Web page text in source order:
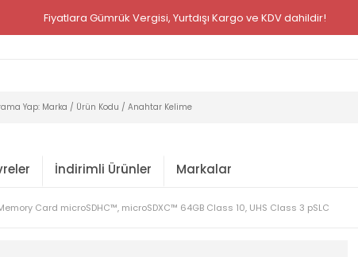
Fiyatlara Gümrük Vergisi, Yurtdışı Kargo ve KDV dahildir!
İndirimli Ürünler Markalar
Card microSDHC™, microSDXC™ 64GB Class 10, UHS Class 3 pSLC